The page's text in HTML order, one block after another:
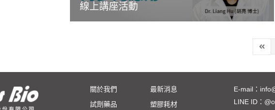
線上講座活動
關於我們
最新消息
試劑藥品
塑膠耗材
E-mail：
LINE ID：